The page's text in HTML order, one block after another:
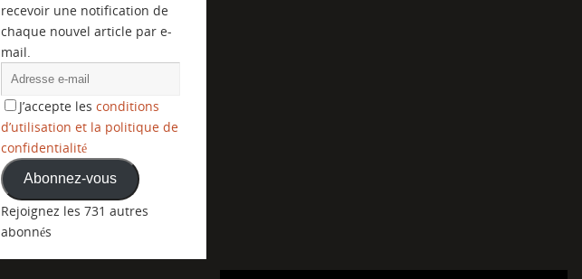
recevoir une notification de
chaque nouvel article par e-
mail.
J’accepte les conditions
d’utilisation et la politique de
confidentialité
Abonnez-vous
Rejoignez les 731 autres
abonnés